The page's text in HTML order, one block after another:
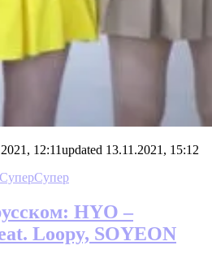
12:11updated 13.11.2021, 15:12
Супер
HYO –
Loopy, SOYEON